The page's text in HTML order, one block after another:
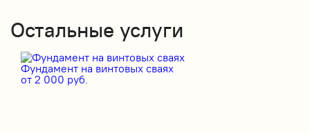
Остальные услуги
Фундамент на винтовых сваях
от 2 000 руб.